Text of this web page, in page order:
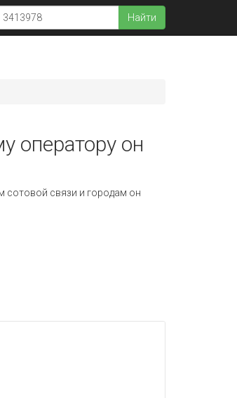
Найти
оператору он
сотовой связи и городам он